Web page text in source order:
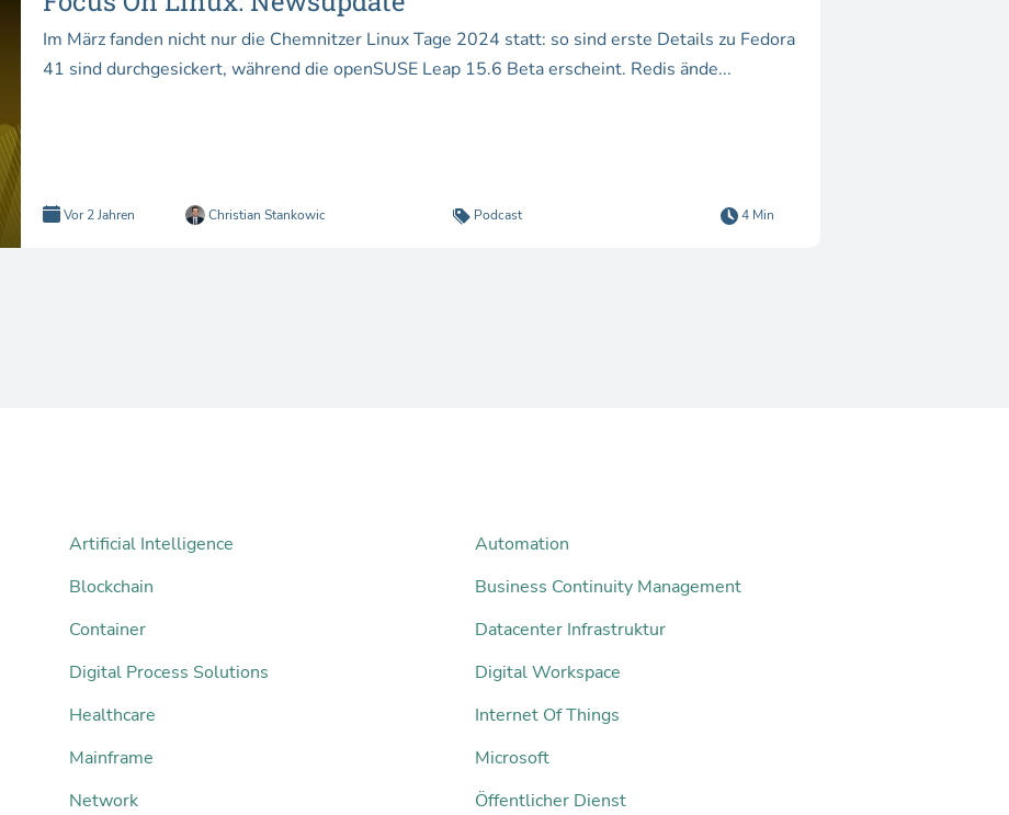
Im März fanden nicht nur die Chemnitzer Linux Tage 2024 statt: so sind erste Details zu Fedora
41 sind durchgesickert, während die openSUSE Leap 15.6 Beta erscheint. Redis ände...
Vor 2 Jahren Christian Stankowic Podcast 4 Min
Artificial Intelligence
Automation
Blockchain
Business Continuity Management
Container
Datacenter Infrastruktur
Digital Process Solutions
Digital Workspace
Healthcare
Internet Of Things
Mainframe
Microsoft
Network
Öffentlicher Dienst